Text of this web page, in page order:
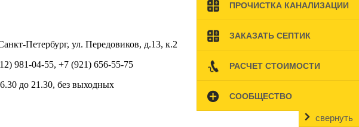
ПРОЧИСТКА КАНАЛИЗАЦИИ
ЗАКАЗАТЬ СЕПТИК
РАСЧЕТ СТОИМОСТИ
СООБЩЕСТВО
свернуть
Петербург, ул. Передовиков, д.13, к.2
981-04-55, +7 (921) 656-55-75
до 21.30, без выходных